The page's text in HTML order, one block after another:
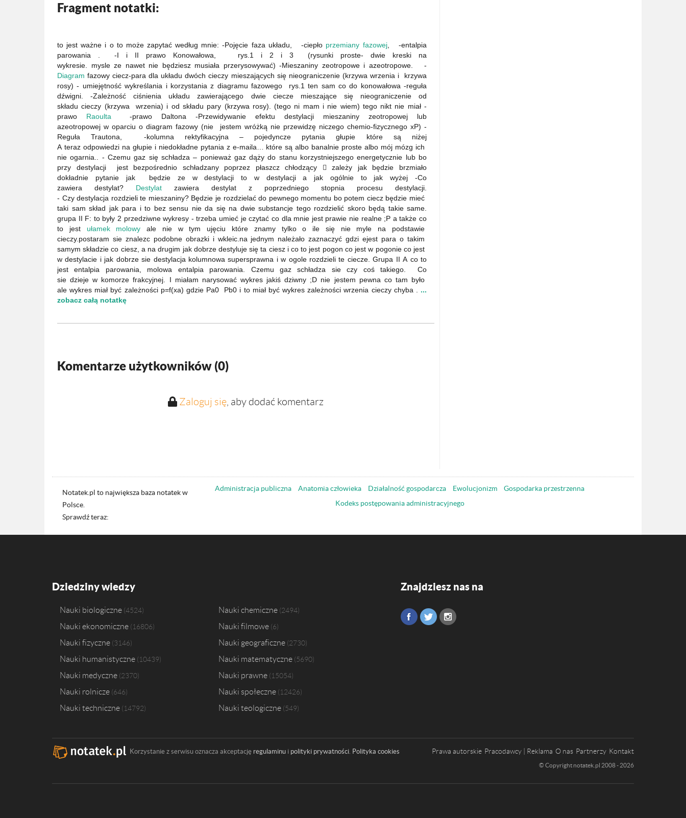
Fragment notatki:
to jest ważne i o to może zapytać według mnie: -Pojęcie faza układu, -ciepło przemiany fazowej, -entalpia
parowania . -I i II prawo Konowałowa, rys.1 i 2 i 3 (rysunki proste- dwie kreski na
wykresie. mysle ze nawet nie będziesz musiała przerysowywać) -Mieszaniny zeotropowe i azeotropowe. -
Diagram fazowy ciecz-para dla układu dwóch cieczy mieszających się nieograniczenie (krzywa wrzenia i krzywa
rosy) - umiejętność wykreślania i korzystania z diagramu fazowego rys.1 ten sam co do konowałowa -reguła
dźwigni. -Zależność ciśnienia układu zawierającego dwie ciecze mieszające się nieograniczenie od
składu cieczy (krzywa wrzenia) i od składu pary (krzywa rosy). (tego ni mam i nie wiem) tego nikt nie miał -
prawo Raoulta -prawo Daltona -Przewidywanie efektu destylacji mieszaniny zeotropowej lub
azeotropowej w oparciu o diagram fazowy (nie jestem wróżką nie przewidzę niczego chemio-fizycznego xP) -
Reguła Trautona, -kolumna rektyfikacyjna – pojedyncze pytania głupie które są niżej
A teraz odpowiedzi na głupie i niedokładne pytania z e-maila… które są albo banalnie proste albo mój mózg ich
nie ogarnia.. - Czemu gaz się schładza – ponieważ gaz dąży do stanu korzystniejszego energetycznie lub bo
przy destylacji jest bezpośrednio schładzany poprzez płaszcz chłodzący  zależy jak będzie brzmiało
dokładnie pytanie jak będzie ze w destylacji to w destylacji a jak ogólnie to jak wyżej -Co
zawiera destylat? Destylat zawiera destylat z poprzedniego stopnia procesu destylacji.
- Czy destylacja rozdzieli te mieszaniny? Będzie je rozdzielać do pewnego momentu bo potem ciecz będzie mieć
taki sam skład jak para i to bez sensu nie da się na dwie substancje tego rozdzielić skoro będą takie same.
grupa II F: to były 2 przedziwne wykresy - trzeba umieć je czytać co dla mnie jest prawie nie realne ;P a także co
to jest ułamek molowy ale nie w tym ujęciu które znamy tylko o ile się nie myle na podstawie
cieczy.postaram sie znalezc podobne obrazki i wkleic.na jednym należało zaznaczyć gdzi ejest para o takim
samym składzie co ciesz, a na drugim jak dobrze destyluje się ta ciesz i co to jest pogon co jest w pogonie co jest
w destylacie i jak dobrze sie destylacja kolumnowa supersprawna i w ogole rozdzieli te ciecze. Grupa II A co to
jest entalpia parowania, molowa entalpia parowania. Czemu gaz schładza sie czy coś takiego. Co
sie dzieje w komorze frakcyjnej. I miałam narysować wykres jakiś dziwny ;D nie jestem pewna co tam było
ale wykres miał być zależności p=f(xa) gdzie Pa0 Pb0 i to miał być wykres zależności wrzenia cieczy chyba . ...
zobacz całą notatkę
Komentarze użytkowników (0)
Zaloguj się, aby dodać komentarz
Notatek.pl to największa baza notatek w
Polsce.
Sprawdź teraz:
Administracja publiczna Anatomia człowieka Działalność gospodarcza Ewolucjonizm
Gospodarka przestrzenna
Kodeks postępowania administracyjnego
Dziedziny wiedzy
Nauki biologiczne 4524 Nauki chemiczne 2494
Nauki ekonomiczne 16806 Nauki filmowe 6
Nauki fizyczne 3146 Nauki geograficzne 2730
Nauki humanistyczne 10439 Nauki matematyczne 5690
Nauki medyczne 2370 Nauki prawne 15054
Nauki rolnicze 646 Nauki społeczne 12426
Nauki techniczne 14792 Nauki teologiczne 549
Znajdziesz nas na
Korzystanie z serwisu oznacza akceptację regulaminu i polityki prywatności. Polityka cookies Prawa autorskie Pracodawcy | Reklama O nas Partnerzy Kontakt
© Copyright notatek.pl 2008 - 2026